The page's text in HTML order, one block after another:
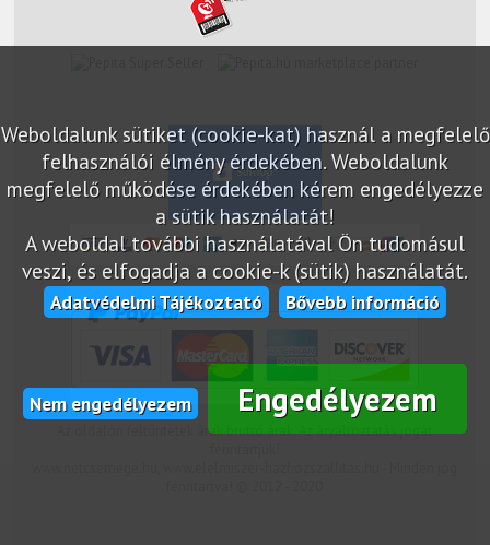
Weboldalunk sütiket (cookie-kat) használ a megfelelő
felhasználói élmény érdekében. Weboldalunk
megfelelő működése érdekében kérem engedélyezze
a sütik használatát!
A weboldal további használatával Ön tudomásul
veszi, és elfogadja a cookie-k (sütik) használatát.
Adatvédelmi Tájékoztató Bővebb információ
Nem engedélyezem Engedélyezem
Az oldalon feltüntetek árak bruttó árak. Az árváltoztatás jogát